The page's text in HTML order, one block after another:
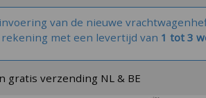
van de nieuwe
rekening met een levertijd van 1 tot 3
gratis verzending NL & BE